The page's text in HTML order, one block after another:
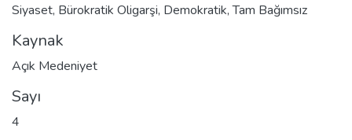
Siyaset, Bürokratik Oligarşi, Demokratik,Tam Bağımsız
Kaynak
Açık Medeniyet
Sayı
4